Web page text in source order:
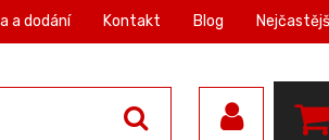
a dodání Kontakt Blog